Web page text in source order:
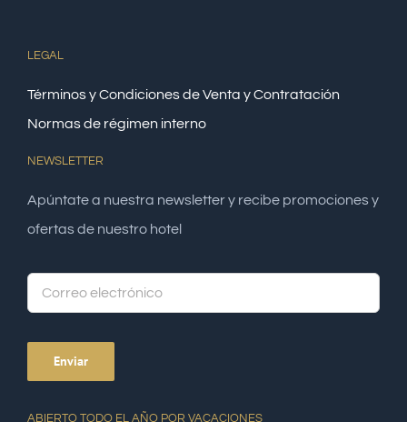
LEGAL
Términos y Condiciones de Venta y Contratación
Normas de régimen interno
NEWSLETTER
Apúntate a nuestra newsletter y recibe promociones y
ofertas de nuestro hotel
ABIERTO TODO EL AÑO POR VACACIONES